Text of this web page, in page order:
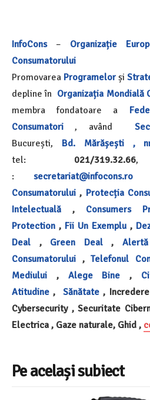
InfoCons– Organizație
Consumatorului
Promovarea Programelor și
depline în Organizația Mondială
membra fondatoare a
Consumatori
, având
București, Bd. Mărășești ,
tel: 021/319.32.66
:secretariat@infocons.ro
Consumatorului , Protecția
Intelectuală , Consumers
Protection , Fii Un Exemplu ,
Deal , Green Deal, Alertă
Consumatorului ,Telefonul
Mediului , Alege Bine ,
Atitudine , Sănătate ,
Cybersecurity , Securitate
Electrica , Gaze naturale, Ghid ,
Pe același subiect